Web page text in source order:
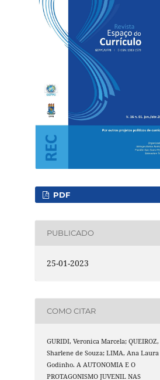
PDF
PUBLICADO
25-01-2023
COMO CITAR
GURIDI, Veronica Marcela; QUEIROZ,
Sharlene de Souza; LIMA, Ana Laura
Godinho. A AUTONOMIA E O
PROTAGONISMO JUVENIL NAS